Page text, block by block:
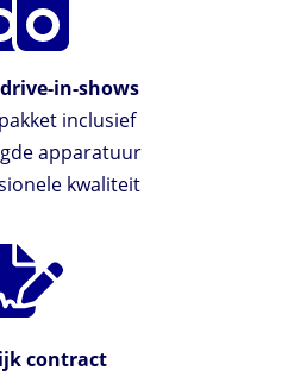
in-shows
inclusief
apparatuur
kwaliteit
contract